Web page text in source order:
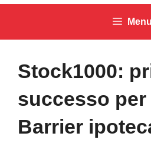
contenuto
Menu
Stock1000:
successo per
Barrier